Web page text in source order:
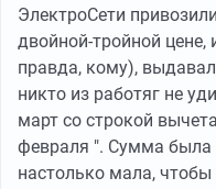
ЭлектроСети
двойной-тройной
правда, кому),
никто из работяг не
март со строкой
февраля ". Сумма была
настолько мала,